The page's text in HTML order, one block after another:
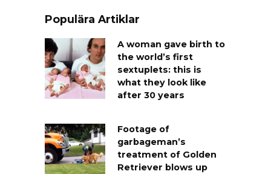
Populära Artiklar
A woman gave birth to
the world’s first
sextuplets: this is
what they look like
after 30 years
Footage of
garbageman’s
treatment of Golden
Retriever blows up